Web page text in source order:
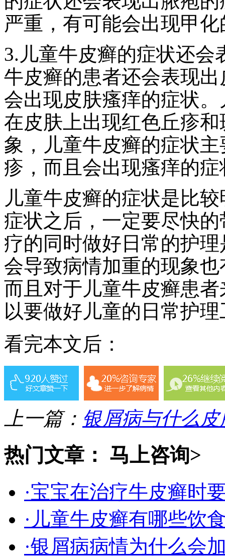
严重，有可能会出现甲
3.儿童牛皮癣的症状还
牛皮癣的患者还会表现
会出现皮肤瘙痒的症状
在皮肤上出现红色丘疹
象，儿童牛皮癣的症状
疹，而且会出现瘙痒的症
儿童牛皮癣的症状是比
症状之后，一定要尽快
疗的同时做好日常的护
会导致病情加重的现象
而且对于儿童牛皮癣患
以要做好儿童的日常护
看完本文后：
上一篇： 银屑病与什么
热门文章： 马上咨询>
·宝宝在治疗牛皮癣时
·儿童牛皮癣有哪些饮
·银屑病病情为什么会